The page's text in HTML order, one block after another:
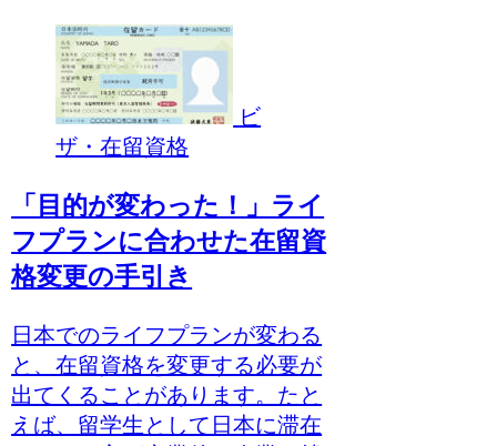
ビ
ザ・在留資格
「目的が変わった！」ライ
フプランに合わせた在留資
格変更の手引き
日本でのライフプランが変わる
と、在留資格を変更する必要が
出てくることがあります。たと
えば、留学生として日本に滞在